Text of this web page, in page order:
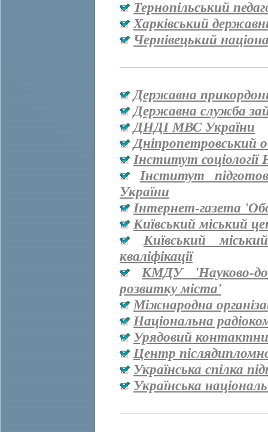
Тернопільський
Харківський
Чернівецький
Державна
Державна служба
ДНДІ МВС України
Дніпропетровський
Інститут
Інститут
України
Інтернет-газета
Київський міський
Київський
кваліфікації
КМДУ 'Науково-
розвитку міста'
Міжнародна
Національна
Урядовий
Центр
Українська спілка
Українська